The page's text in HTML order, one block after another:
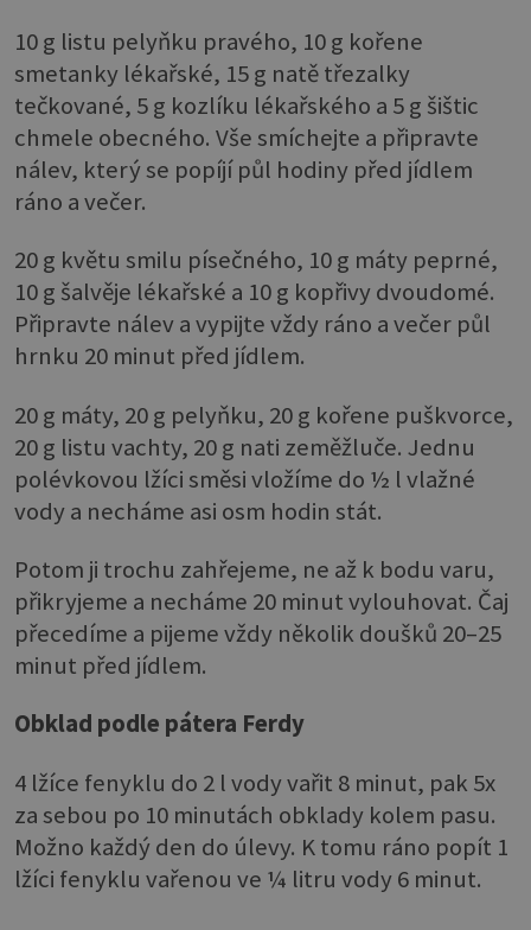
10 g listu pelyňku pravého, 10 g kořene
smetanky lékařské, 15 g natě třezalky
tečkované, 5 g kozlíku lékařského a 5 g šištic
chmele obecného. Vše smíchejte a připravte
nálev, který se popíjí půl hodiny před jídlem
ráno a večer.
20 g květu smilu písečného, 10 g máty peprné,
10 g šalvěje lékařské a 10 g kopřivy dvoudomé.
Připravte nálev a vypijte vždy ráno a večer půl
hrnku 20 minut před jídlem.
20 g máty, 20 g pelyňku, 20 g kořene puškvorce,
20 g listu vachty, 20 g nati zeměžluče. Jednu
polévkovou lžíci směsi vložíme do ½ l vlažné
vody a necháme asi osm hodin stát.
Potom ji trochu zahřejeme, ne až k bodu varu,
přikryjeme a necháme 20 minut vylouhovat. Čaj
přecedíme a pijeme vždy několik doušků 20–25
minut před jídlem.
Obklad podle pátera Ferdy
4 lžíce fenyklu do 2 l vody vařit 8 minut, pak 5x
za sebou po 10 minutách obklady kolem pasu.
Možno každý den do úlevy. K tomu ráno popít 1
lžíci fenyklu vařenou ve ¼ litru vody 6 minut.